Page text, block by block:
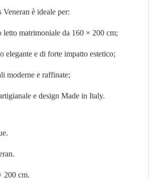
è ideale per:
letto matrimoniale da 160 × 200 cm;
elegante e di forte impatto estetico;
moderne e raffinate;
e design Made in Italy.
200 cm.